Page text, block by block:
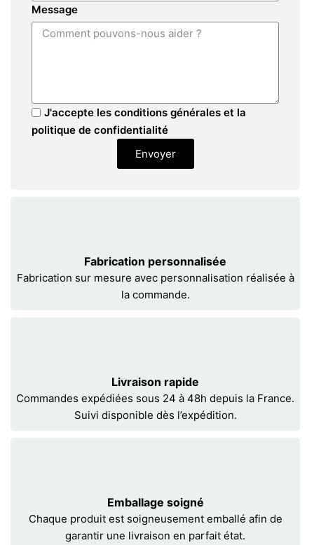
Message
J'accepte les conditions générales et la
politique de confidentialité
Envoyer
Fabrication personnalisée
Fabrication sur mesure avec personnalisation réalisée à
la commande.
Livraison rapide
Commandes expédiées sous 24 à 48h depuis la France.
Suivi disponible dès l’expédition.
Emballage soigné
Chaque produit est soigneusement emballé afin de
garantir une livraison en parfait état.